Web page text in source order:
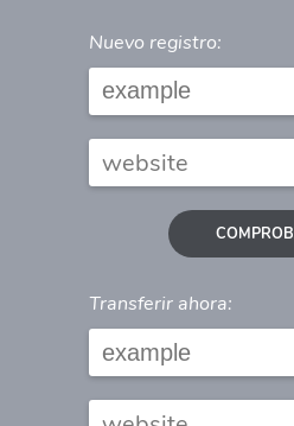
Nuevo registro:
Transferir ahora: